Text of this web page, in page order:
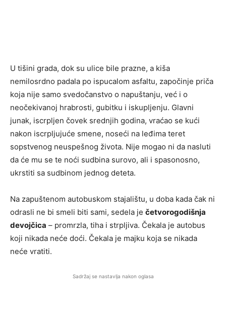
U tišini grada, dok su ulice bile prazne, a kiša
nemilosrdno padala po ispucalom asfaltu, započinje priča
koja nije samo svedočanstvo o napuštanju, već i o
neočekivanoj hrabrosti, gubitku i iskupljenju. Glavni
junak, iscrpljen čovek srednjih godina, vraćao se kući
nakon iscrpljujuće smene, noseći na leđima teret
sopstvenog neuspešnog života. Nije mogao ni da nasluti
da će mu se te noći sudbina surovo, ali i spasonosno,
ukrstiti sa sudbinom jednog deteta.
Na zapuštenom autobuskom stajalištu, u doba kada čak ni
odrasli ne bi smeli biti sami, sedela je četvorogodišnja
devojčica – promrzla, tiha i strpljiva. Čekala je autobus
koji nikada neće doći. Čekala je majku koja se nikada
neće vratiti.
Sadržaj se nastavlja nakon oglasa